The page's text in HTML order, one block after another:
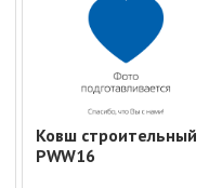
Ковш строительный
PWW16